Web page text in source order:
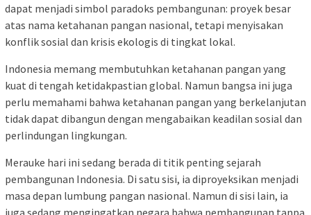
dapat menjadi simbol paradoks pembangunan: proyek besar
atas nama ketahanan pangan nasional, tetapi menyisakan
konflik sosial dan krisis ekologis di tingkat lokal.
Indonesia memang membutuhkan ketahanan pangan yang
kuat di tengah ketidakpastian global. Namun bangsa ini juga
perlu memahami bahwa ketahanan pangan yang berkelanjutan
tidak dapat dibangun dengan mengabaikan keadilan sosial dan
perlindungan lingkungan.
Merauke hari ini sedang berada di titik penting sejarah
pembangunan Indonesia. Di satu sisi, ia diproyeksikan menjadi
masa depan lumbung pangan nasional. Namun di sisi lain, ia
juga sedang mengingatkan negara bahwa pembangunan tanpa